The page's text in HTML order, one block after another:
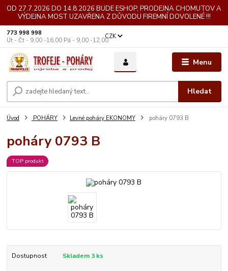
OD 27.7.2026 DO 14.8.2026 BUDE ESHOP, PRODEJNA CHOMUTOV A
VÝDEJNA MOST UZAVŘENA Z DŮVODU FIREMNÍ DOVOLENÉ !!!
Menu
CZK
Hledat
773 998 998
Út - Čt - 9,00 -16,00 Pá - 9,00 -12,00
Úvod POHÁRY Levné poháry EKONOMY poháry 0793 B
poháry 0793 B
TOP produkt
Dostupnost Skladem 3 ks